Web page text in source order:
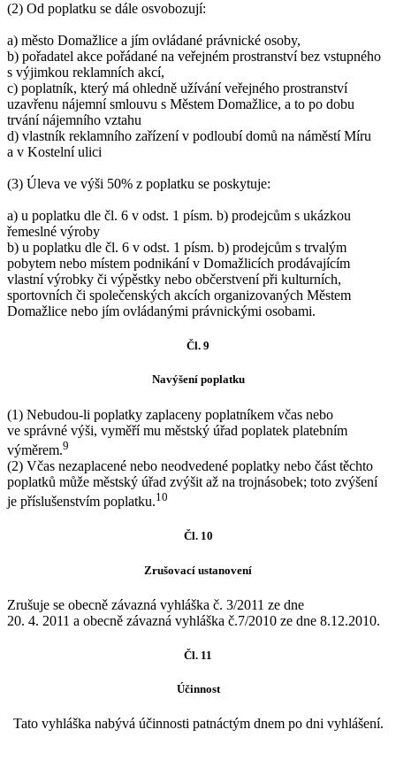
(2) Od poplatku se dále osvobozují:
a) město Domažlice a jím ovládané právnické osoby,
b) pořadatel akce pořádané na veřejném prostranství bez vstupného
s výjimkou reklamních akcí,
c) poplatník, který má ohledně užívání veřejného prostranství
uzavřenu nájemní smlouvu s Městem Domažlice, a to po dobu
trvání nájemního vztahu
d) vlastník reklamního zařízení v podloubí domů na náměstí Míru
a v Kostelní ulici
(3) Úleva ve výši 50% z poplatku se poskytuje:
a) u poplatku dle čl. 6 v odst. 1 písm. b) prodejcům s ukázkou
řemeslné výroby
b) u poplatku dle čl. 6 v odst. 1 písm. b) prodejcům s trvalým
pobytem nebo místem podnikání v Domažlicích prodávajícím
vlastní výrobky či výpěstky nebo občerstvení při kulturních,
sportovních či společenských akcích organizovaných Městem
Domažlice nebo jím ovládanými právnickými osobami.
Čl. 9
Navýšení poplatku
(1) Nebudou-li poplatky zaplaceny poplatníkem včas nebo
ve správné výši, vyměří mu městský úřad poplatek platebním
výměrem.9
(2) Včas nezaplacené nebo neodvedené poplatky nebo část těchto
poplatků může městský úřad zvýšit až na trojnásobek; toto zvýšení
je příslušenstvím poplatku.10
Čl. 10
Zrušovací ustanovení
Zrušuje se obecně závazná vyhláška č. 3/2011 ze dne
20. 4. 2011 a obecně závazná vyhláška č.7/2010 ze dne 8.12.2010.
Čl. 11
Účinnost
Tato vyhláška nabývá účinnosti patnáctým dnem po dni vyhlášení.